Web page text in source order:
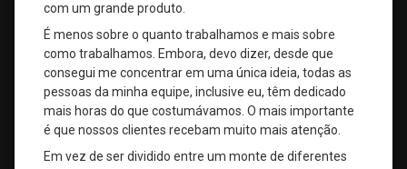
com um grande produto.
É menos sobre o quanto trabalhamos e mais sobre
como trabalhamos. Embora, devo dizer, desde que
consegui me concentrar em uma única ideia, todas as
pessoas da minha equipe, inclusive eu, têm dedicado
mais horas do que costumávamos. O mais importante
é que nossos clientes recebam muito mais atenção.
Em vez de ser dividido entre um monte de diferentes